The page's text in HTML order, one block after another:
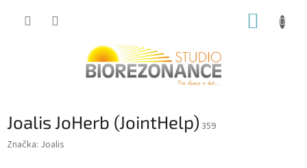
Joalis JoHerb (JointHelp) 359
Značka: Joalis